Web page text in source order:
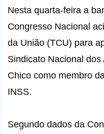
Nesta quarta-feira a
Congresso Nacional
da União (TCU) para
Sindicato Nacional
Chico como membro
INSS.
Segundo dados da